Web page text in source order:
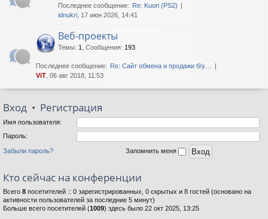
Последнее сообщение: Re: Kuon (PS2)
idnukri , 17 июн 2026, 14:41
Веб-проекты
Темы: 1 Сообщения: 193
Последнее сообщение: Re: Сайт обмена и продажи б/у…
ViT , 06 авг 2018, 11:53
Вход • Регистрация
Имя пользователя:
Пароль:
Забыли пароль? Запомнить меня
Кто сейчас на конференции
Всего 8 посетителей :: 0 зарегистрированных, 0 скрытых и 8 гостей (основано на
активности пользователей за последние 5 минут)
Больше всего посетителей (1009) здесь было 22 окт 2025, 13:25